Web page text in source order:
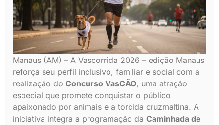
Manaus (AM) – A Vascorrida 2026 – edição Manaus
reforça seu perfil inclusivo, familiar e social com a
realização do Concurso VasCÃO, uma atração
especial que promete conquistar o público
apaixonado por animais e a torcida cruzmaltina. A
iniciativa integra a programação da Caminhada de